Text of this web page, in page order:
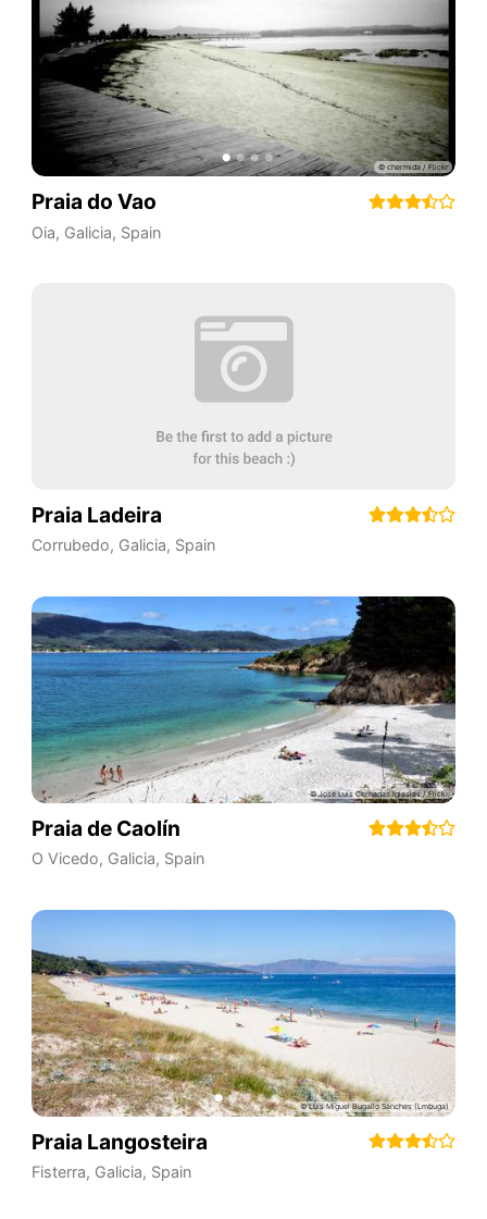
Praia do Vao
Oia, Galicia, Spain
Praia Ladeira
Corrubedo, Galicia, Spain
Praia de Caolín
O Vicedo, Galicia, Spain
Praia Langosteira
Fisterra, Galicia, Spain